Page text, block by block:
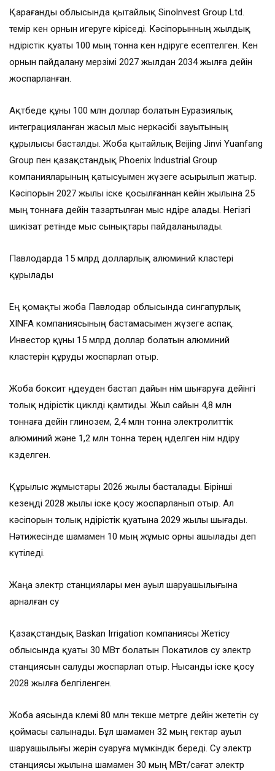
Қарағанды облысында қытайлық Sinolnvest Group Ltd.
темір кен орнын игеруге кіріседі. Кәсіпорынның жылдық
өндірістік қуаты 100 мың тонна кен өндіруге есептелген. Кен
орнын пайдалану мерзімі 2027 жылдан 2034 жылға дейін
жоспарланған.
Ақтөбеде құны 100 млн доллар болатын Еуразиялық
интеграцияланған жасыл мыс өнеркәсібі зауытының
құрылысы басталды. Жоба қытайлық Beijing Jinvi Yuanfang
Group пен қазақстандық Phoenix Industrial Group
компанияларының қатысуымен жүзеге асырылып жатыр.
Кәсіпорын 2027 жылы іске қосылғаннан кейін жылына 25
мың тоннаға дейін тазартылған мыс өндіре алады. Негізгі
шикізат ретінде мыс сынықтары пайдаланылады.
Павлодарда 15 млрд долларлық алюминий кластері
құрылады
Ең қомақты жоба Павлодар облысында сингапурлық
XINFA компаниясының бастамасымен жүзеге аспақ.
Инвестор құны 15 млрд доллар болатын алюминий
кластерін құруды жоспарлап отыр.
Жоба боксит өңдеуден бастап дайын өнім шығаруға дейінгі
толық өндірістік циклді қамтиды. Жыл сайын 4,8 млн
тоннаға дейін глинозем, 2,4 млн тонна электролиттік
алюминий және 1,2 млн тонна терең өңделген өнім өндіру
көзделген.
Құрылыс жұмыстары 2026 жылы басталады. Бірінші
кезеңді 2028 жылы іске қосу жоспарланып отыр. Ал
кәсіпорын толық өндірістік қуатына 2029 жылы шығады.
Нәтижесінде шамамен 10 мың жұмыс орны ашылады деп
күтіледі.
Жаңа электр станциялары мен ауыл шаруашылығына
арналған су
Қазақстандық Baskan Irrigation компаниясы Жетісу
облысында қуаты 30 МВт болатын Покатилов су электр
станциясын салуды жоспарлап отыр. Нысанды іске қосу
2028 жылға белгіленген.
Жоба аясында көлемі 80 млн текше метрге дейін жететін су
қоймасы салынады. Бұл шамамен 32 мың гектар ауыл
шаруашылығы жерін суаруға мүмкіндік береді. Су электр
станциясы жылына шамамен 30 мың МВт/сағат электр